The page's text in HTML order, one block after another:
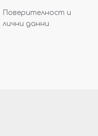
Поверителност и
лични данни